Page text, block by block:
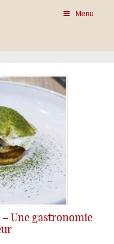
Menu
– Une gastronomie